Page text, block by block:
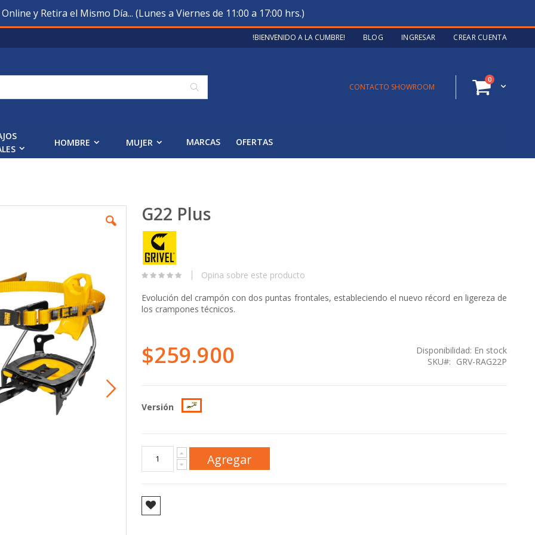
y Retira el Mismo Día... (Lunes a Viernes de 11:00 a 17:00 hrs.)
!BIENVENIDO A LA CUMBRE! BLOG INGRESAR CREAR CUENTA
Cart
0artículos
CONTACTO SHOWROOM
HOMBRE MUJER MARCAS OFERTAS
G22 Plus
Opina sobre este producto
Evolución del crampón con dos puntas frontales, estableciendo el nuevo récord en ligereza de
los crampones técnicos.
$259.900 Disponibilidad: En stock
SKU
GRV-RAG22P
Versión
Agregar